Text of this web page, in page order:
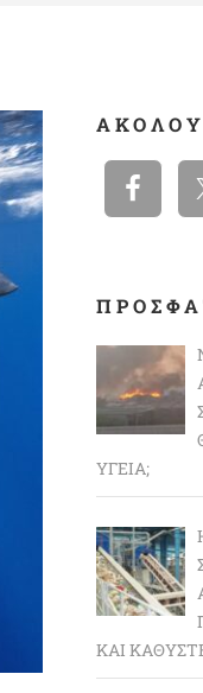
ΥΓΕΊΑ;
ΚΑΙ